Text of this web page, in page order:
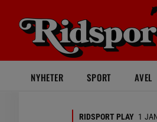
NYHETER SPORT AVEL
RIDSPORT PLAY 1